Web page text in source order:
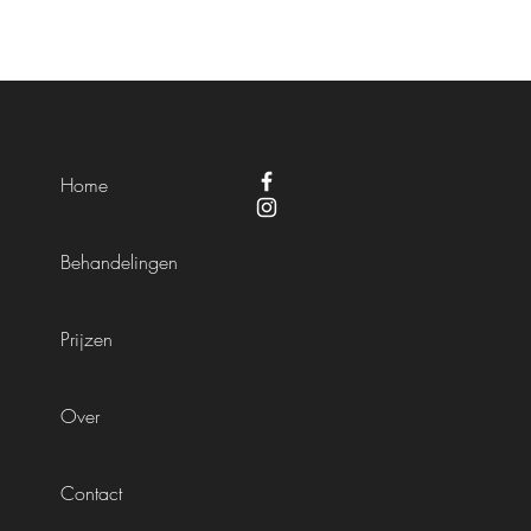
Home
Behandelingen
Prijzen
Over
Contact